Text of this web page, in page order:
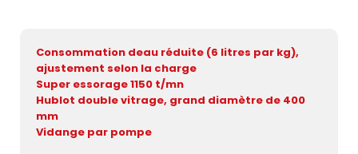
Consommation deau réduite (6 litres par kg),
ajustement selon la charge
Super essorage 1150 t/mn
Hublot double vitrage, grand diamètre de 400
mm
Vidange par pompe